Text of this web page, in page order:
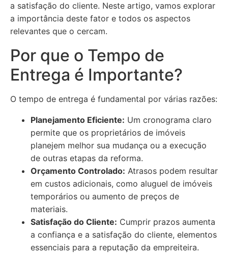
a satisfação do cliente. Neste artigo, vamos explorar
a importância deste fator e todos os aspectos
relevantes que o cercam.
Por que o Tempo de
Entrega é Importante?
O tempo de entrega é fundamental por várias razões:
Planejamento Eficiente: Um cronograma claro
permite que os proprietários de imóveis
planejem melhor sua mudança ou a execução
de outras etapas da reforma.
Orçamento Controlado: Atrasos podem resultar
em custos adicionais, como aluguel de imóveis
temporários ou aumento de preços de
materiais.
Satisfação do Cliente: Cumprir prazos aumenta
a confiança e a satisfação do cliente, elementos
essenciais para a reputação da empreiteira.